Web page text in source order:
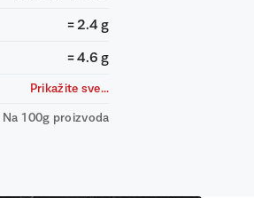
= 2.4 g
= 4.6 g
Prikažite sve...
Na 100g proizvoda